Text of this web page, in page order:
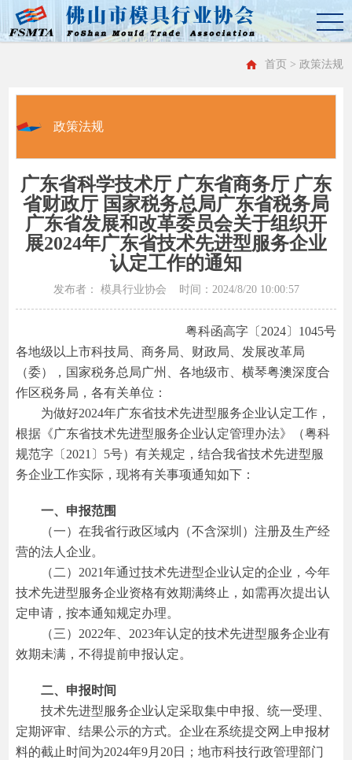
首页 > 政策法规
政策法规
广东省科学技术厅 广东省商务厅 广东
省财政厅 国家税务总局广东省税务局
广东省发展和改革委员会关于组织开
展2024年广东省技术先进型服务企业
认定工作的通知
发布者： 模具行业协会 时间：2024/8/20 10:00:57
粤科函高字〔2024〕1045号
各地级以上市科技局、商务局、财政局、发展改革局
（委），国家税务总局广州、各地级市、横琴粤澳深度合
作区税务局，各有关单位：
为做好2024年广东省技术先进型服务企业认定工作，
根据《广东省技术先进型服务企业认定管理办法》（粤科
规范字〔2021〕5号）有关规定，结合我省技术先进型服
务企业工作实际，现将有关事项通知如下：
一、申报范围
（一）在我省行政区域内（不含深圳）注册及生产经
营的法人企业。
（二）2021年通过技术先进型企业认定的企业，今年
技术先进型服务企业资格有效期满终止，如需再次提出认
定申请，按本通知规定办理。
（三）2022年、2023年认定的技术先进型服务企业有
效期未满，不得提前申报认定。
二、申报时间
技术先进型服务企业认定采取集中申报、统一受理、
定期评审、结果公示的方式。企业在系统提交网上申报材
料的截止时间为2024年9月20日；地市科技行政管理部门